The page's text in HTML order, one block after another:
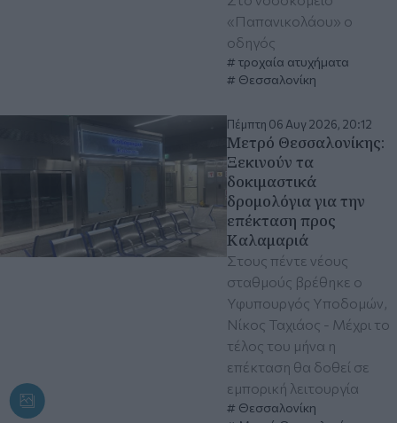
«Παπανικολάου» ο
οδηγός
τροχαία ατυχήματα
Θεσσαλονίκη
Πέμπτη 06 Αυγ 2026, 20:12
Μετρό Θεσσαλονίκης:
Ξεκινούν τα
δοκιμαστικά
δρομολόγια για την
επέκταση προς
Καλαμαριά
Στους πέντε νέους
σταθμούς βρέθηκε ο
Υφυπουργός Υποδομών,
Νίκος Ταχιάος - Μέχρι το
τέλος του μήνα η
επέκταση θα δοθεί σε
εμπορική λειτουργία
Θεσσαλονίκη